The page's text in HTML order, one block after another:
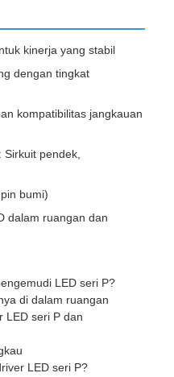
kinerja yang stabil
dengan tingkat
kompatibilitas jangkauan
pendek,
bumi)
dalam ruangan dan
LED seri P?
di dalam ruangan
LED seri P dan
LED seri P?